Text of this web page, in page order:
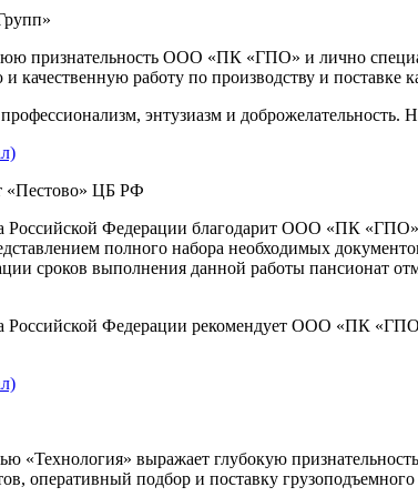
признательность ООО «ПК «ГПО» и лично
работу по производству и поставке
энтузиазм и доброжелательность.
«Пестово» ЦБ РФ
Российской Федерации благодарит ООО «ПК
полного набора необходимых
сроков выполнения данной работы пансионат
Российской Федерации рекомендует ООО «ПК
«Технология» выражает глубокую
оперативный подбор и поставку